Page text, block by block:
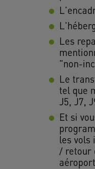
Les
"non-
Le
tel que
J5, J7,
Et si
les vols
/ retour